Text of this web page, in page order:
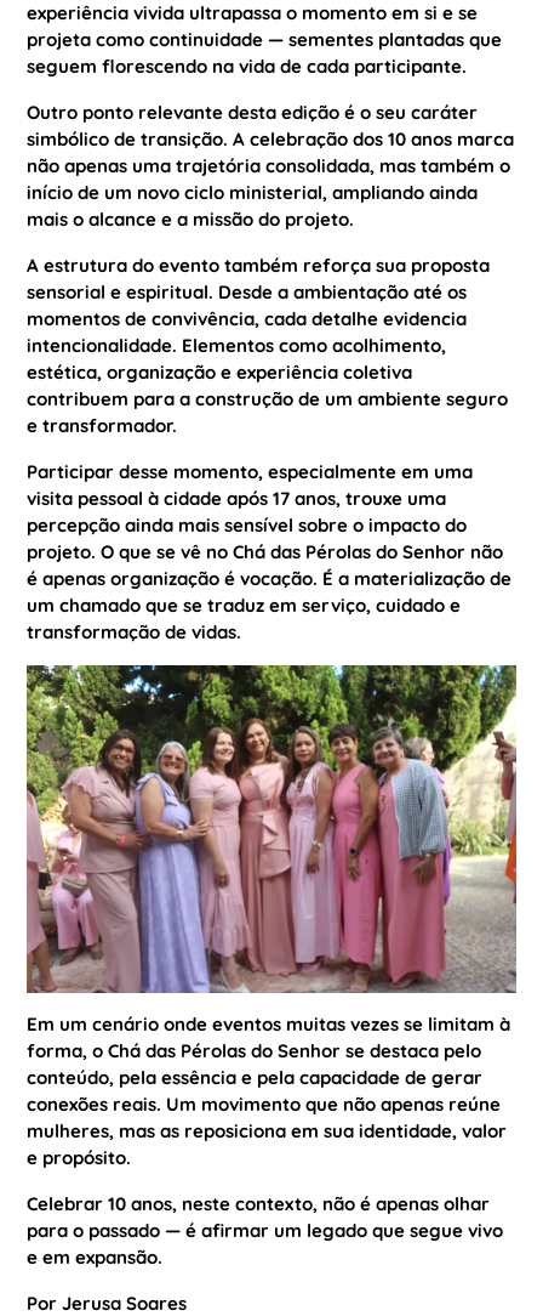
experiência vivida ultrapassa o momento em si e se
projeta como continuidade — sementes plantadas que
seguem florescendo na vida de cada participante.
Outro ponto relevante desta edição é o seu caráter
simbólico de transição. A celebração dos 10 anos marca
não apenas uma trajetória consolidada, mas também o
início de um novo ciclo ministerial, ampliando ainda
mais o alcance e a missão do projeto.
A estrutura do evento também reforça sua proposta
sensorial e espiritual. Desde a ambientação até os
momentos de convivência, cada detalhe evidencia
intencionalidade. Elementos como acolhimento,
estética, organização e experiência coletiva
contribuem para a construção de um ambiente seguro
e transformador.
Participar desse momento, especialmente em uma
visita pessoal à cidade após 17 anos, trouxe uma
percepção ainda mais sensível sobre o impacto do
projeto. O que se vê no Chá das Pérolas do Senhor não
é apenas organização é vocação. É a materialização de
um chamado que se traduz em serviço, cuidado e
transformação de vidas.
Em um cenário onde eventos muitas vezes se limitam à
forma, o Chá das Pérolas do Senhor se destaca pelo
conteúdo, pela essência e pela capacidade de gerar
conexões reais. Um movimento que não apenas reúne
mulheres, mas as reposiciona em sua identidade, valor
e propósito.
Celebrar 10 anos, neste contexto, não é apenas olhar
para o passado — é afirmar um legado que segue vivo
e em expansão.
Por Jerusa Soares